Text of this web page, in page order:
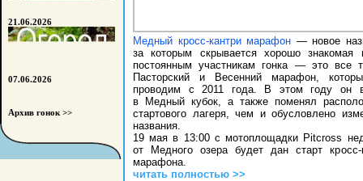
Медный кросс-кантри марафон — новое
за которым скрывается хорошо знакомая
постоянным участникам гонка — это все
Пасторский и Весенний марафон,
проводим с 2011 года. В этом году он
в Медный кубок, а также поменял
стартового лагеря, чем и обусловлено
названия.
19 мая в 13:00 с мотоплощадки Pitcross
от Медного озера будет дан старт кросс-
марафона.
читать полностью >>
21.06.2026
07.06.2026
Архив гонок >>